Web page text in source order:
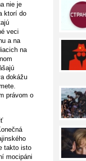
nie je
ktorí do
veci
a na
na
dokážu
právom o
takto isto
mocipáni